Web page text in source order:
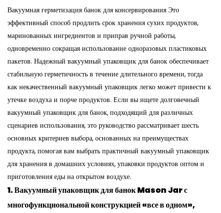
Вакуумная герметизация банок для консервирования Это
эффективный способ продлить срок хранения сухих продуктов,
маринованных ингредиентов и приправ ручной работы,
одновременно сокращая использование одноразовых пластиковых
пакетов. Надежный вакуумный упаковщик для банок обеспечивает
стабильную герметичность в течение длительного времени, тогда
как некачественный вакуумный упаковщик легко может привести к
утечке воздуха и порче продуктов. Если вы ищете долговечный
вакуумный упаковщик для банок, подходящий для различных
сценариев использования, это руководство рассматривает шесть
основных критериев выбора, основанных на преимуществах
продукта, помогая вам выбрать практичный вакуумный упаковщик
для хранения в домашних условиях, упаковки продуктов оптом и
приготовления еды на открытом воздухе.
1. Вакуумный упаковщик для банок Mason Jar с
многофункциональной конструкцией «все в одном»,